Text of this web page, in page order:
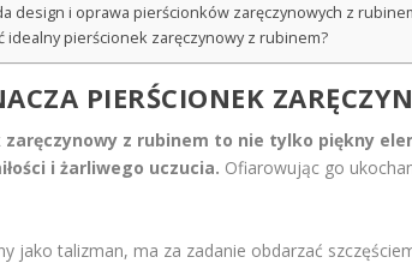
design i oprawa pierścionków zaręczynowych z
idealny pierścionek zaręczynowy z rubinem?
PIERŚCIONEK
zaręczynowy z rubinem to nie tylko piękny
i żarliwego uczucia. Ofiarowując go
jako talizman, ma za zadanie obdarzać